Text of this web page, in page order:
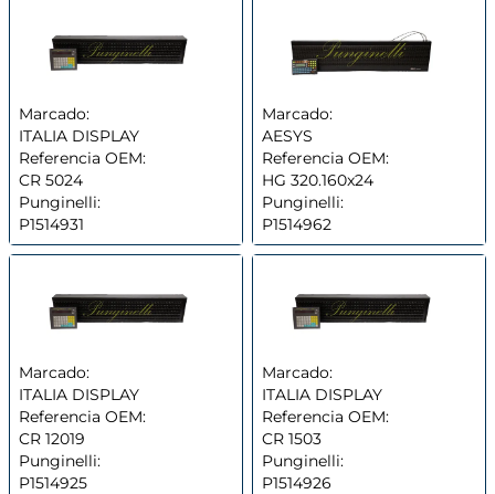
Marcado:
ITALIA DISPLAY
Referencia OEM:
CR 5024
Punginelli:
P1514931
Marcado:
AESYS
Referencia OEM:
HG 320.160x24
Punginelli:
P1514962
Marcado:
ITALIA DISPLAY
Referencia OEM:
CR 12019
Punginelli:
P1514925
Marcado:
ITALIA DISPLAY
Referencia OEM:
CR 1503
Punginelli:
P1514926